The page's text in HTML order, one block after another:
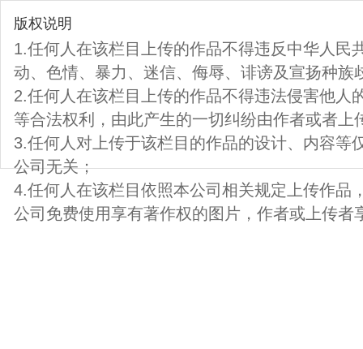
版权说明
1.任何人在该栏目上传的作品不得违反中华人民
动、色情、暴力、迷信、侮辱、诽谤及宣扬种族
2.任何人在该栏目上传的作品不得违法侵害他人
等合法权利，由此产生的一切纠纷由作者或者上
3.任何人对上传于该栏目的作品的设计、内容等
公司无关；
4.任何人在该栏目依照本公司相关规定上传作品
公司免费使用享有著作权的图片，作者或上传者